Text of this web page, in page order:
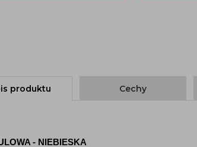
produktu Cechy
- NIEBIESKA